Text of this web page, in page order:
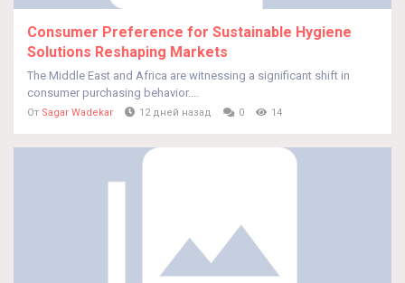
Consumer Preference for Sustainable Hygiene
Solutions Reshaping Markets
The Middle East and Africa are witnessing a significant shift in
consumer purchasing behavior....
От Sagar Wadekar 12 дней назад 0 14